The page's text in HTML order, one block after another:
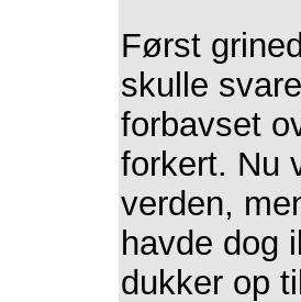
Først
skulle
forbavset
forkert. Nu
verden,
havde dog
dukker op